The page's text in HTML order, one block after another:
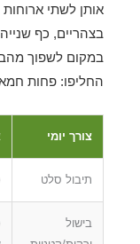
אותן לשתי
בצהריים, כף
במקום לשפוך
החליפו: פחות
צורך יומי
תיבול סלט
בישול